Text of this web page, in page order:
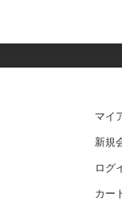
マイ
新規
ログ
カー